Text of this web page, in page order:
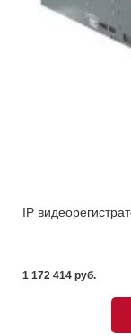
IP
1 172 414 pуб.